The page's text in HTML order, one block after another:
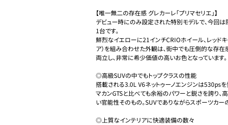
【唯一無二の存在感 グレカーレ「プリマセリエ」】
デビュー時にのみ設定された特別モデルで、今回は
1台です。
鮮烈なイエローに21インチCRIOホイール、レッドキ
ア）を組み合わせた外観は、街中でも圧倒的な存在
両立し、非常に希少価値の高いお色となっています。
◎高級SUVの中でもトップクラスの性能
搭載される3.0L V6ネットゥーノエンジンは530ps
マカンGTSと比べても余裕のパワーと鋭さを誇り、
い官能性そのもの。SUVでありながらスポーツカー
◎上質なインテリアに快適装備の数々